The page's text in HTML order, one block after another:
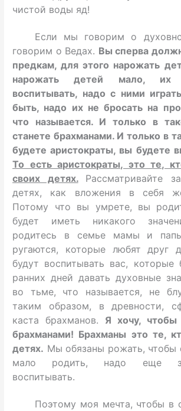
чистой воды яд!
Если мы говорим о
говорим о Ведах. Вы сперва
предкам, для этого нарожать
нарожать детей мало,
воспитывать, надо с ними
быть, надо их не бросать на
что называется. И только в
станете брахманами. И только в
будете аристократы, вы будете
То есть аристократы, это те,
своих детях.
Рассматривайте
детях, как вложения в себя
Потому что вы умрете, вы
будет иметь никакого
родитесь в семье мамы и
ругаются, которые любят друг
будут воспитывать вас,
ранних дней давать духовные
во тьме, что называется, не
таким образом, в древности,
каста брахманов. Я хочу,
брахманами! Брахманы это те,
детях. Мы обязаны рожать, чтобы
мало родить, надо еще
воспитывать.
Поэтому моя мечта, чтобы в